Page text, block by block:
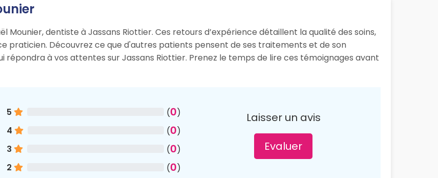
Mounier, dentiste à Jassans Riottier. Ces retours d’expérience détaillent la qualité des soins,
praticien. Découvrez ce que d'autres patients pensent de ses traitements et de son
répondra à vos attentes sur Jassans Riottier. Prenez le temps de lire ces témoignages avant
5 (0)
4
(0)
3
(0)
2
(0)
Laisser un avis
Evaluer